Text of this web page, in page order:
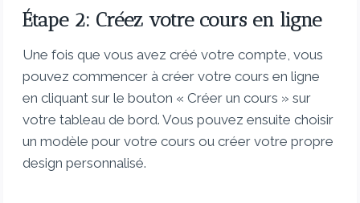
Étape 2: Créez votre cours en ligne
Une fois que vous avez créé votre compte, vous
pouvez commencer à créer votre cours en ligne
en cliquant sur le bouton « Créer un cours » sur
votre tableau de bord. Vous pouvez ensuite choisir
un modèle pour votre cours ou créer votre propre
design personnalisé.